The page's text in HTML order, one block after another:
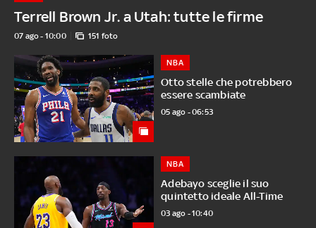
Terrell Brown Jr. a Utah: tutte le firme
07 ago - 10:00 151 foto
Otto stelle che potrebbero
essere scambiate
NBA
05 ago - 06:53
Adebayo sceglie il suo
quintetto ideale All-Time
NBA
03 ago - 10:40